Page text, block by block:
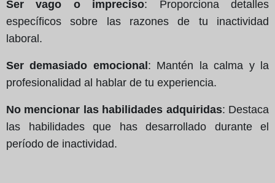
Ser vago o impreciso: Proporciona detalles
específicos sobre las razones de tu inactividad
laboral.
Ser demasiado emocional: Mantén la calma y la
profesionalidad al hablar de tu experiencia.
No mencionar las habilidades adquiridas: Destaca
las habilidades que has desarrollado durante el
período de inactividad.